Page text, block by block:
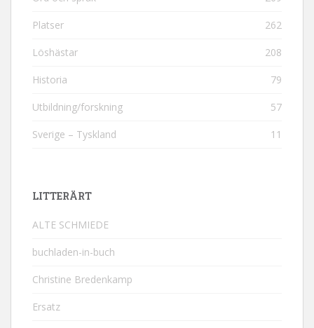
Platser 262
Löshästar 208
Historia 79
Utbildning/forskning 57
Sverige – Tyskland 11
LITTERÄRT
ALTE SCHMIEDE
buchladen-in-buch
Christine Bredenkamp
Ersatz